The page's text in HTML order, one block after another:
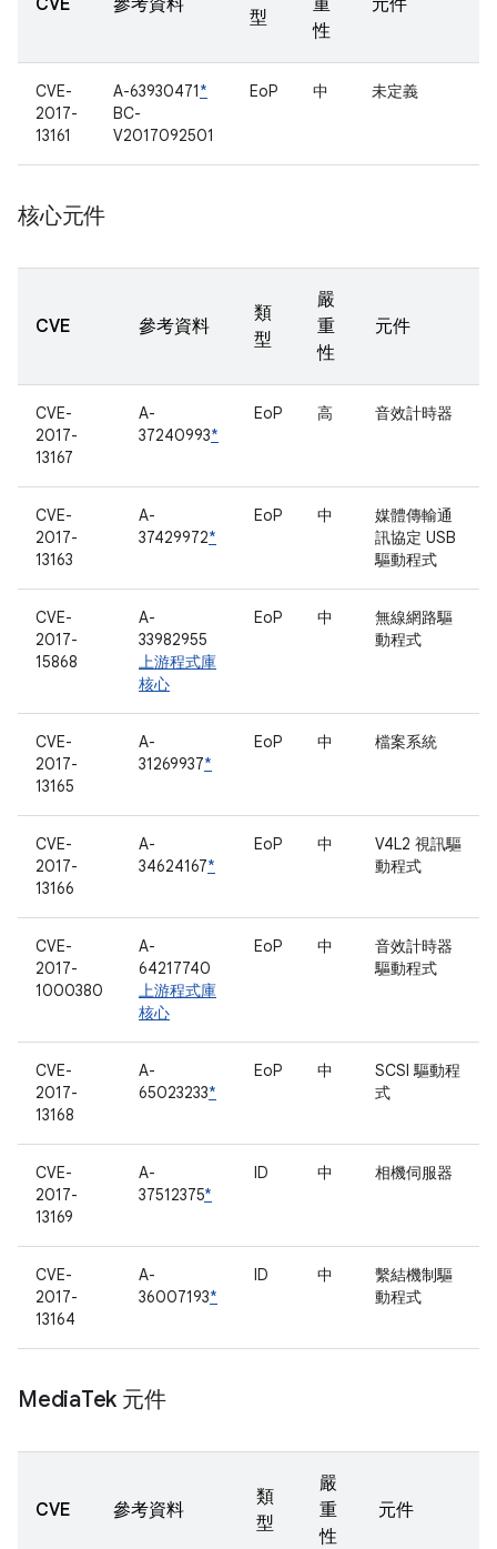
CVE 參考資料
型
重
性
元件
CVE-
2017-
13161
A-63930471*
BC-
V2017092501
EoP 中 未定義
核心元件
CVE 參考資料
類
型
嚴
重
性
元件
CVE-
2017-
13167
A-
37240993*
EoP 高 音效計時器
CVE-
2017-
13163
A-
37429972*
EoP 中
媒體傳輸通
訊協定 USB
驅動程式
CVE-
2017-
15868
A-
33982955
上游程式庫
核心
EoP 中
無線網路驅
動程式
CVE-
2017-
13165
A-
31269937*
EoP 中 檔案系統
CVE-
2017-
13166
A-
34624167*
EoP 中
V4L2 視訊驅
動程式
CVE-
2017-
1000380
A-
64217740
上游程式庫
核心
EoP 中
音效計時器
驅動程式
CVE-
2017-
13168
A-
65023233*
EoP 中
SCSI 驅動程
式
CVE-
2017-
13169
A-
37512375*
ID 中 相機伺服器
CVE-
2017-
13164
A-
36007193*
ID 中
繫結機制驅
動程式
MediaTek 元件
CVE 參考資料
類
型
嚴
重
性
元件